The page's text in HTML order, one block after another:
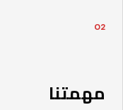
02
مهمتنا